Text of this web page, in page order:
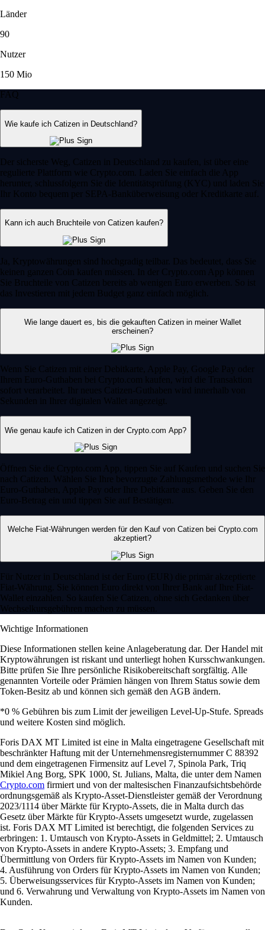
Länder
90
Nutzer
150 Mio
FAQ
Wie kaufe ich Catizen in Deutschland?
Der sicherste Weg, Catizen in Deutschland zu kaufen, ist über eine
regulierte Plattform wie Crypto.com. Laden Sie einfach die App
herunter, schlussfolgern Sie die Identitätsprüfung (KYC) und laden Sie
Ihr Konto bequem per SEPA-Banküberweisung oder Kreditkarte auf.
Kann ich auch Bruchteile von Catizen kaufen?
Ja, Kryptowährungen sind hochgradig teilbar. Das bedeutet, dass Sie
keinen ganzen Coin kaufen müssen. In der Crypto.com App können
Sie Bruchteile von Catizen bereits ab wenigen Euro erwerben. So ist
das Investieren mit jedem Budget ganz einfach möglich.
Wie lange dauert es, bis die gekauften Catizen in meiner Wallet
erscheinen?
Wenn Sie Catizen mit einer Debitkarte, Apple Pay, Google Pay oder
Ihrem Euro-Guthaben bei Crypto.com kaufen, wird die Transaktion
sofort verarbeitet. Ihr neues Catizen-Guthaben wird innerhalb von
Sekunden in Ihrer digitalen Wallet angezeigt.
Wie genau kaufe ich Catizen in der Crypto.com App?
Öffnen Sie die Crypto.com App, tippen Sie auf Kaufen und suchen Sie
nach Catizen. Wählen Sie Ihre bevorzugte Zahlungsmethode wie Ihr
Euro-Guthaben, Apple Pay oder Ihre Debitkarte aus. Geben Sie den
Euro-Betrag ein und tippen Sie auf Bestätigen.
Welche Fiat-Währungen werden für den Kauf von Catizen bei Crypto.com
akzeptiert?
Für Nutzer in Deutschland ist der Euro (EUR) die primär akzeptierte
Fiat-Währung. Sie können Euro direkt von Ihrer Bank auf Ihre Fiat-
Wallet einzahlen. So kaufen Sie Catizen, ohne sich Gedanken über
Wechselkursgebühren machen zu müssen.
Wichtige Informationen
Diese Informationen stellen keine Anlageberatung dar. Der Handel mit
Kryptowährungen ist riskant und unterliegt hohen Kursschwankungen.
Bitte prüfen Sie Ihre persönliche Risikobereitschaft sorgfältig. Alle
genannten Vorteile oder Prämien hängen von Ihrem Status sowie dem
Token-Besitz ab und können sich gemäß den AGB ändern.
*0 % Gebühren bis zum Limit der jeweiligen Level-Up-Stufe. Spreads
und weitere Kosten sind möglich.
Foris DAX MT Limited ist eine in Malta eingetragene Gesellschaft mit
beschränkter Haftung mit der Unternehmensregisternummer C 88392
und dem eingetragenen Firmensitz auf Level 7, Spinola Park, Triq
Mikiel Ang Borg, SPK 1000, St. Julians, Malta, die unter dem Namen
Crypto.com firmiert und von der maltesischen Finanzaufsichtsbehörde
ordnungsgemäß als Krypto-Asset-Dienstleister gemäß der Verordnung
2023/1114 über Märkte für Krypto-Assets, die in Malta durch das
Gesetz über Märkte für Krypto-Assets umgesetzt wurde, zugelassen
ist. Foris DAX MT Limited ist berechtigt, die folgenden Services zu
erbringen: 1. Umtausch von Krypto-Assets in Geldmittel; 2. Umtausch
von Krypto-Assets in andere Krypto-Assets; 3. Empfang und
Übermittlung von Orders für Krypto-Assets im Namen von Kunden;
4. Ausführung von Orders für Krypto-Assets im Namen von Kunden;
5. Überweisungsservices für Krypto-Assets im Namen von Kunden;
und 6. Verwahrung und Verwaltung von Krypto-Assets im Namen von
Kunden.